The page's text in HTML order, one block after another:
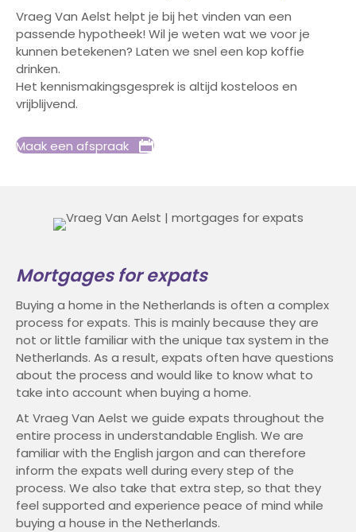
Vraeg Van Aelst helpt je bij het vinden van een
passende hypotheek! Wil je weten wat we voor je
kunnen betekenen? Laten we snel een kop koffie
drinken.
Het kennismakingsgesprek is altijd kosteloos en
vrijblijvend.
Maak een afspraak
Mortgages for expats
Buying a home in the Netherlands is often a complex
process for expats. This is mainly because they are
not or little familiar with the unique tax system in the
Netherlands. As a result, expats often have questions
about the process and would like to know what to
take into account when buying a home.
At Vraeg Van Aelst we guide expats throughout the
entire process in understandable English. We are
familiar with the English jargon and can therefore
inform the expats well during every step of the
process. We also take that extra step, so that they
feel supported and experience peace of mind while
buying a house in the Netherlands.